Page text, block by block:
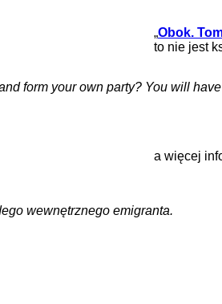
„Obok.
to nie jest
form your own party? You will
a więcej
wewnętrznego emigranta.